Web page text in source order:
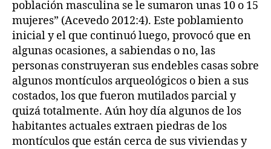
población masculina se le sumaron unas 10 o 15
mujeres” (Acevedo 2012:4). Este poblamiento
inicial y el que continuó luego, provocó que en
algunas ocasiones, a sabiendas o no, las
personas construyeran sus endebles casas sobre
algunos montículos arqueológicos o bien a sus
costados, los que fueron mutilados parcial y
quizá totalmente. Aún hoy día algunos de los
habitantes actuales extraen piedras de los
montículos que están cerca de sus viviendas y